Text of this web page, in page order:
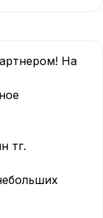
На
тг.